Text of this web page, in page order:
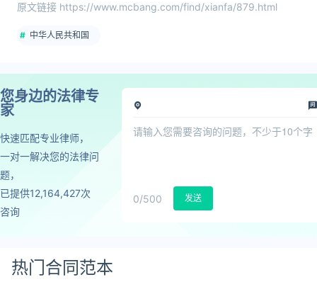
原文链接 https://www.mcbang.com/find/xianfa/879.html
中华人民共和国
您身边的法律专
家
快速匹配专业律师，
一对一解决您的法律问
题，
已提供12,164,427次
咨询
0/500 发送
热门合同范本